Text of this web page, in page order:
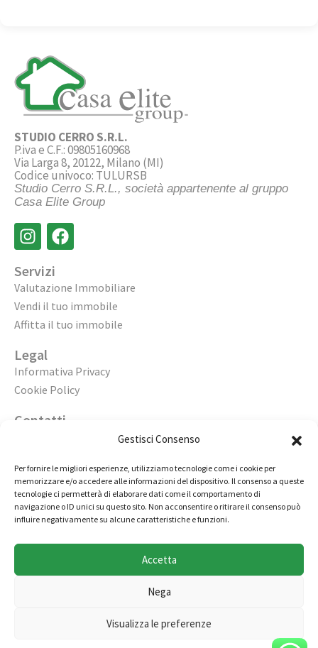
Gestisci Consenso
Per fornire le migliori esperienze, utilizziamo tecnologie come i cookie per
memorizzare e/o accedere alle informazioni del dispositivo. Il consenso a queste
tecnologie ci permetterà di elaborare dati come il comportamento di
navigazione o ID unici su questo sito. Non acconsentire o ritirare il consenso può
influire negativamente su alcune caratteristiche e funzioni.
Accetta
Nega
Visualizza le preferenze
STUDIO CERRO S.R.L.
P.iva e C.F.: 09805160968
Via Larga 8, 20122, Milano (MI)
Codice univoco: TULURSB
Studio Cerro S.R.L., società appartenente al gruppo
Casa Elite Group
Servizi
Valutazione Immobiliare
Vendi il tuo immobile
Affitta il tuo immobile
Legal
Informativa Privacy
Cookie Policy
Contatti
02 98236472
info@immobiliarecasaelite.it
Copyright © by Millertech S.r.l., società appartenente al
gruppo Miller Group - Tutti i diritti riservati